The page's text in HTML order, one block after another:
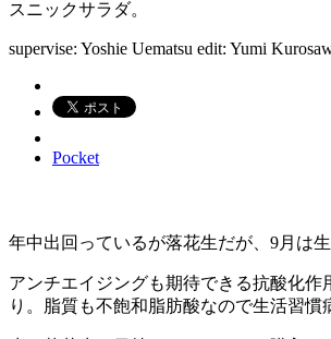
スニックサラダ。
supervise: Yoshie Uematsu edit: Yumi
Pocket
年中出回っているが落花生だが、9月は
アンチエイジングも期待できる抗酸化
り。脂質も不飽和脂肪酸なので生活習慣